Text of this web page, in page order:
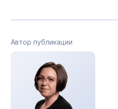
Автор публикации